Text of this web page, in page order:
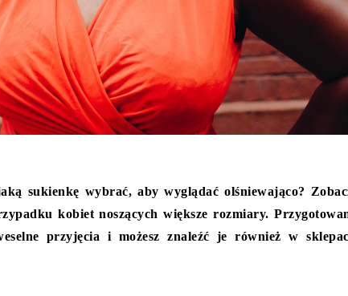
sukienkę wybrać, aby wyglądać olśniewająco?
kobiet noszących większe rozmiary.
przyjęcia i możesz znaleźć je również w